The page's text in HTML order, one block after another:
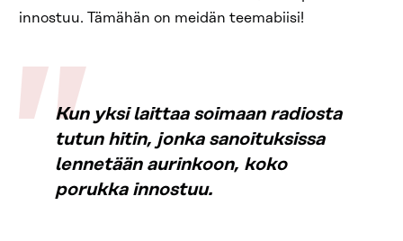
innostuu. Tämähän on meidän teemabiisi!
Kun yksi laittaa soimaan radiosta
tutun hitin, jonka sanoituksissa
lennetään aurinkoon, koko
porukka innostuu.